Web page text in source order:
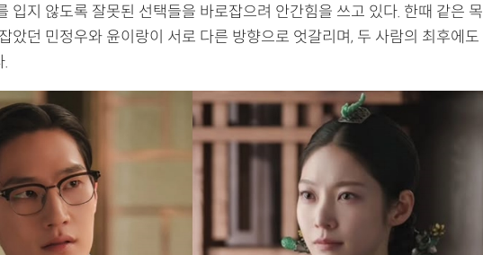
입지 않도록 잘못된 선택들을 바로잡으려 안간힘을 쓰고 있다. 한때 같은 목
았던 민정우와 윤이랑이 서로 다른 방향으로 엇갈리며, 두 사람의 최후에도
.